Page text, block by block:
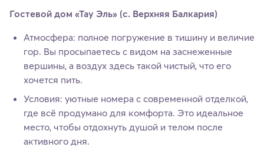
Гостевой дом «Тау Эль» (с. Верхняя Балкария)
Атмосфера: полное погружение в тишину и величие
гор. Вы просыпаетесь с видом на заснеженные
вершины, а воздух здесь такой чистый, что его
хочется пить.
Условия: уютные номера с современной отделкой,
где всё продумано для комфорта. Это идеальное
место, чтобы отдохнуть душой и телом после
активного дня.